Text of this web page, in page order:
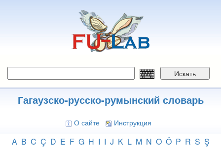
Искать
Гагаузско-русско-румынский словарь
О сайте Инструкция
A B C Ç D E F G H I I J K L M N O Ö P R S Ş